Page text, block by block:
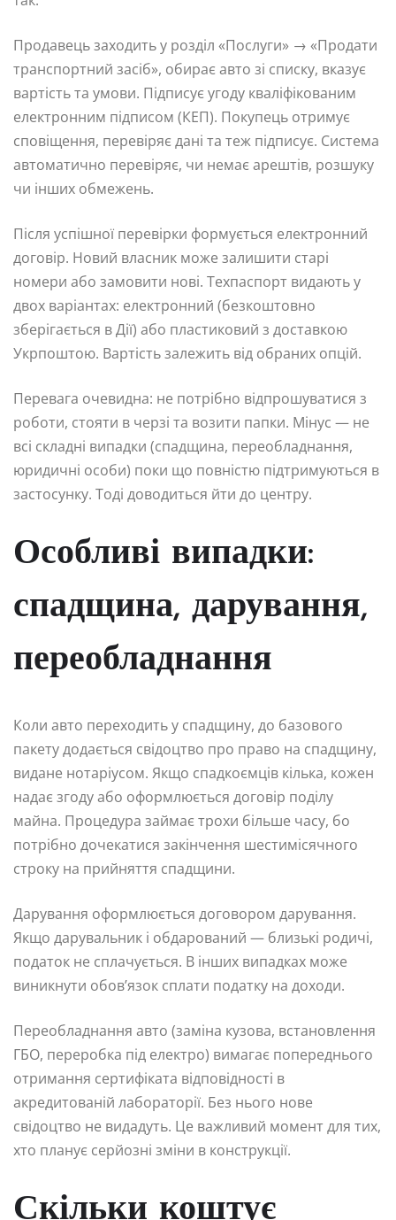
Продавець заходить у розділ «Послуги» → «Продати
транспортний засіб», обирає авто зі списку, вказує
вартість та умови. Підписує угоду кваліфікованим
електронним підписом (КЕП). Покупець отримує
сповіщення, перевіряє дані та теж підписує. Система
автоматично перевіряє, чи немає арештів, розшуку
чи інших обмежень.
Після успішної перевірки формується електронний
договір. Новий власник може залишити старі
номери або замовити нові. Техпаспорт видають у
двох варіантах: електронний (безкоштовно
зберігається в Дії) або пластиковий з доставкою
Укрпоштою. Вартість залежить від обраних опцій.
Перевага очевидна: не потрібно відпрошуватися з
роботи, стояти в черзі та возити папки. Мінус — не
всі складні випадки (спадщина, переобладнання,
юридичні особи) поки що повністю підтримуються в
застосунку. Тоді доводиться йти до центру.
Особливі випадки:
спадщина, дарування,
переобладнання
Коли авто переходить у спадщину, до базового
пакету додається свідоцтво про право на спадщину,
видане нотаріусом. Якщо спадкоємців кілька, кожен
надає згоду або оформлюється договір поділу
майна. Процедура займає трохи більше часу, бо
потрібно дочекатися закінчення шестимісячного
строку на прийняття спадщини.
Дарування оформлюється договором дарування.
Якщо дарувальник і обдарований — близькі родичі,
податок не сплачується. В інших випадках може
виникнути обов’язок сплати податку на доходи.
Переобладнання авто (заміна кузова, встановлення
ГБО, переробка під електро) вимагає попереднього
отримання сертифіката відповідності в
акредитованій лабораторії. Без нього нове
свідоцтво не видадуть. Це важливий момент для тих,
хто планує серйозні зміни в конструкції.
Скільки коштує